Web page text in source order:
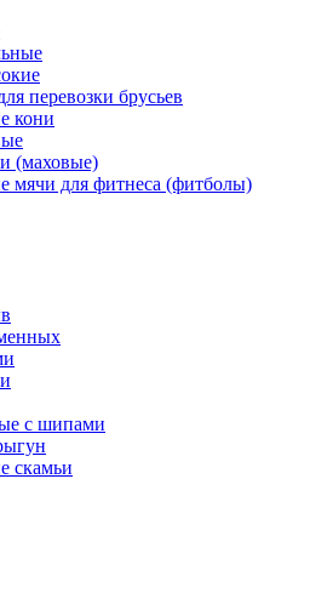
перевозки брусьев
кони
(маховые)
мячи для фитнеса (фитболы)
с шипами
скамьи